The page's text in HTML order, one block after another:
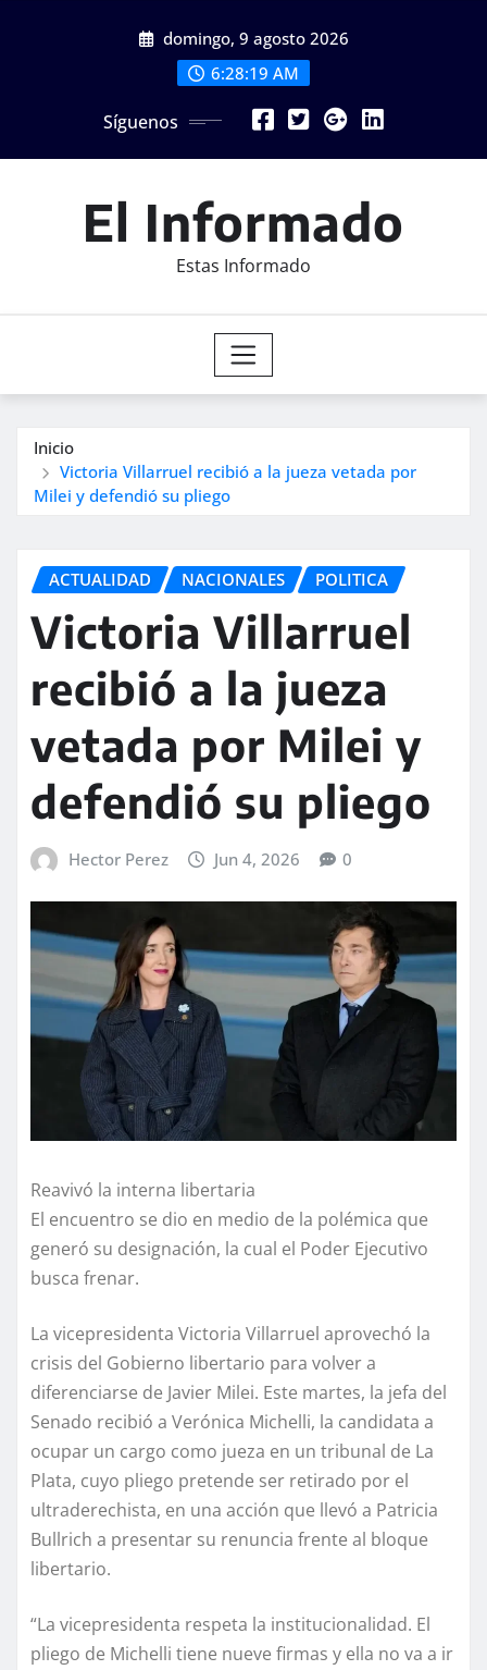
domingo, 9 agosto 2026
6:28:21 AM
Síguenos
El Informado
Estas Informado
Inicio
Victoria Villarruel recibió a la jueza vetada por
Milei y defendió su pliego
ACTUALIDAD NACIONALES POLITICA
Victoria Villarruel
recibió a la jueza
vetada por Milei y
defendió su pliego
Hector Perez Jun 4, 2026 0
Reavivó la interna libertaria
El encuentro se dio en medio de la polémica que
generó su designación, la cual el Poder Ejecutivo
busca frenar.
La vicepresidenta Victoria Villarruel aprovechó la
crisis del Gobierno libertario para volver a
diferenciarse de Javier Milei. Este martes, la jefa del
Senado recibió a Verónica Michelli, la candidata a
ocupar un cargo como jueza en un tribunal de La
Plata, cuyo pliego pretende ser retirado por el
ultraderechista, en una acción que llevó a Patricia
Bullrich a presentar su renuncia frente al bloque
libertario.
“La vicepresidenta respeta la institucionalidad. El
pliego de Michelli tiene nueve firmas y ella no va a ir